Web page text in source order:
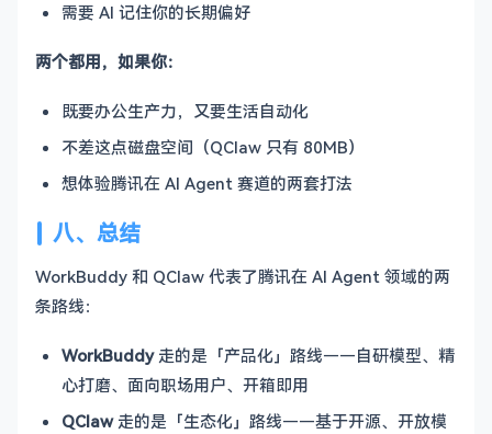
需要 AI 记住你的长期偏好
两个都用，如果你：
既要办公生产力，又要生活自动化
不差这点磁盘空间（QClaw 只有 80MB）
想体验腾讯在 AI Agent 赛道的两套打法
八、总结
WorkBuddy 和 QClaw 代表了腾讯在 AI Agent 领域的两
条路线：
WorkBuddy走的是「产品化」路线——自研模型、精
心打磨、面向职场用户、开箱即用
QClaw走的是「生态化」路线——基于开源、开放模